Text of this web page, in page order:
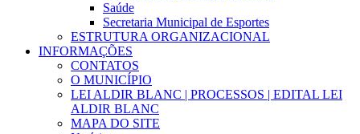
Saúde
Secretaria Municipal de Esportes
ESTRUTURA ORGANIZACIONAL
INFORMAÇÕES
CONTATOS
O MUNICÍPIO
LEI ALDIR BLANC | PROCESSOS | EDITAL LEI
ALDIR BLANC
MAPA DO SITE